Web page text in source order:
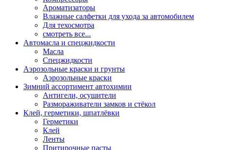
Ароматизаторы
Влажные салфетки для ухода за автомобилем
Для техосмотра
смотреть все...
Автомасла и спецжидкости
Масла
Спецжидкости
Аэрозольные краски и грунты
Аэрозольные краски
Зимний ассортимент автохимии
Антигели, осушители
Размораживатели замков и стёкол
Клей, герметики, шпатлёвки
Герметики
Клей
Ленты
Притирочные пасты